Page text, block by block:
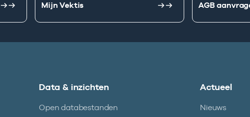
Mijn Vektis AGB
Data & inzichten
Open databestanden
Actueel
Nieuws